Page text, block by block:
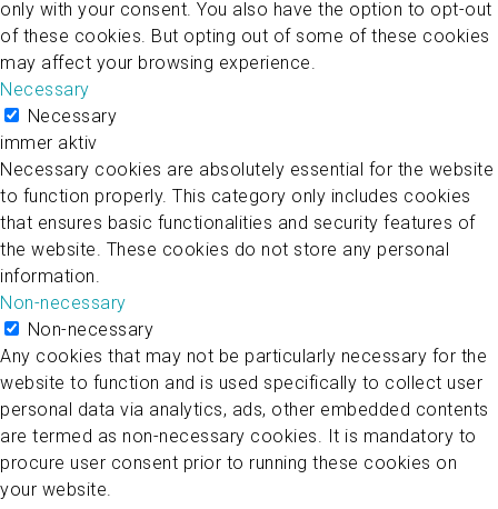
only with your consent. You also have the option to opt-out
of these cookies. But opting out of some of these cookies
may affect your browsing experience.
Necessary
Necessary
immer aktiv
Necessary cookies are absolutely essential for the website
to function properly. This category only includes cookies
that ensures basic functionalities and security features of
the website. These cookies do not store any personal
information.
Non-necessary
Non-necessary
Any cookies that may not be particularly necessary for the
website to function and is used specifically to collect user
personal data via analytics, ads, other embedded contents
are termed as non-necessary cookies. It is mandatory to
procure user consent prior to running these cookies on
your website.